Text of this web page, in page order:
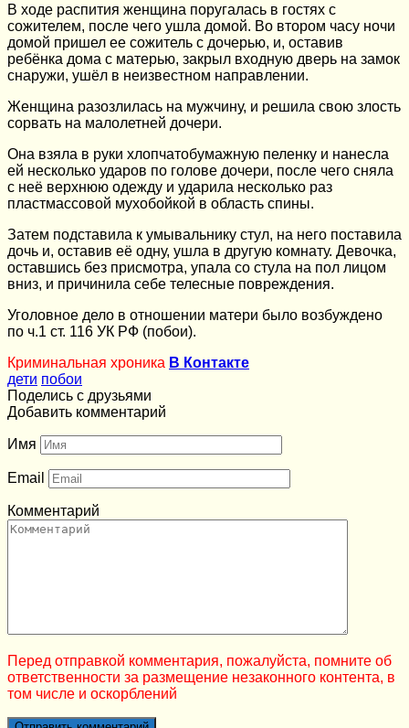
В ходе распития женщина поругалась в гостях с
сожителем, после чего ушла домой. Во втором часу ночи
домой пришел ее сожитель с дочерью, и, оставив
ребёнка дома с матерью, закрыл входную дверь на замок
снаружи, ушёл в неизвестном направлении.
Женщина разозлилась на мужчину, и решила свою злость
сорвать на малолетней дочери.
Она взяла в руки хлопчатобумажную пеленку и нанесла
ей несколько ударов по голове дочери, после чего сняла
с неё верхнюю одежду и ударила несколько раз
пластмассовой мухобойкой в область спины.
Затем подставила к умывальнику стул, на него поставила
дочь и, оставив её одну, ушла в другую комнату. Девочка,
оставшись без присмотра, упала со стула на пол лицом
вниз, и причинила себе телесные повреждения.
Уголовное дело в отношении матери было возбуждено
по ч.1 ст. 116 УК РФ (побои).
Криминальная хроника В Контакте
дети побои
Поделись с друзьями
Добавить комментарий
Имя
Email
Комментарий
Перед отправкой комментария, пожалуйста, помните об
ответственности за размещение незаконного контента, в
том числе и оскорблений